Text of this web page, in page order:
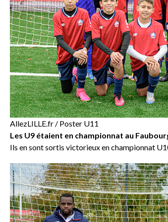
AllezLILLE.fr / Poster U11
Les U9 étaient en championnat au
Ils en sont sortis victorieux en championnat